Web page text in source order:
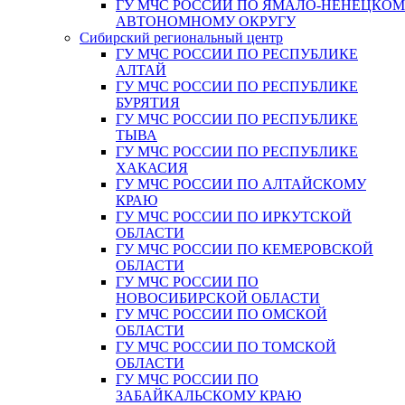
ГУ МЧС РОССИИ ПО ЯМАЛО-
АВТОНОМНОМУ ОКРУГУ
Сибирский региональный центр
ГУ МЧС РОССИИ ПО РЕСПУБЛИКЕ
АЛТАЙ
ГУ МЧС РОССИИ ПО РЕСПУБЛИКЕ
БУРЯТИЯ
ГУ МЧС РОССИИ ПО РЕСПУБЛИКЕ
ТЫВА
ГУ МЧС РОССИИ ПО РЕСПУБЛИКЕ
ХАКАСИЯ
ГУ МЧС РОССИИ ПО АЛТАЙСКОМУ
КРАЮ
ГУ МЧС РОССИИ ПО ИРКУТСКОЙ
ОБЛАСТИ
ГУ МЧС РОССИИ ПО КЕМЕРОВСКОЙ
ОБЛАСТИ
ГУ МЧС РОССИИ ПО
НОВОСИБИРСКОЙ ОБЛАСТИ
ГУ МЧС РОССИИ ПО ОМСКОЙ
ОБЛАСТИ
ГУ МЧС РОССИИ ПО ТОМСКОЙ
ОБЛАСТИ
ГУ МЧС РОССИИ ПО
ЗАБАЙКАЛЬСКОМУ КРАЮ